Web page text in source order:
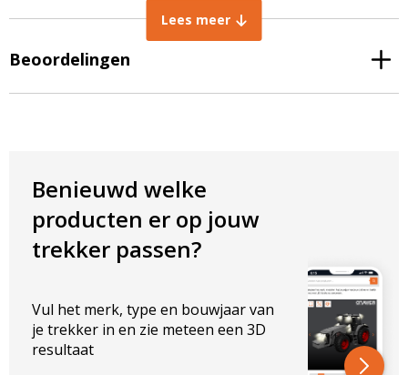
Levensduur: +30.000 uren
EMC Radio ontstoord CISPR Klasse 4
ELEKTRISCHE EIGENSCHAPPEN
Vermogen: 40W
Spanning: 10-32V
Breedte lamp: 110 mm
Hoogte lamp: 120 mm
Dikte lamp: 96 mm
Lees meer
Beoordelingen
Benieuwd welke
producten er op jouw
trekker passen?
Vul het merk, type en bouwjaar van
je trekker in en zie meteen een 3D
resultaat